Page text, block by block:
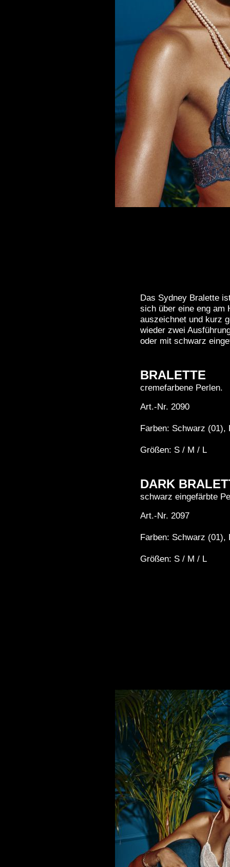
Das Sydney Bralette
sich über eine eng am
auszeichnet und kurz
wieder zwei
oder mit schwarz
BRALETTE
cremefarbene Perlen.
Art.-Nr. 2090
Farben: Schwarz
Größen: S / M / L
DARK
schwarz eingefärbte
Art.-Nr. 2097
Farben: Schwarz (01),
Größen: S / M / L